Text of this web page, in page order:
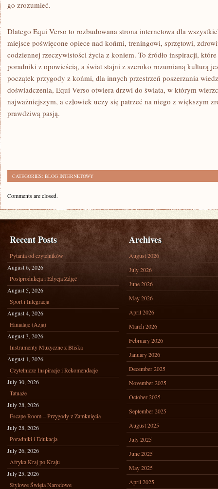
go zrozumieć.
Dlatego Equi Verso to rozbudowana strona internetowa dla
miejsce poświęcone opiece nad końmi, treningowi, sprzętowi,
codziennej rzeczywistości życia z koniem. To źródło inspiracji,
poradniki z opowieścią, a świat stajni z szeroko rozumianą kulturą
początek przygody z końmi, dla innych przestrzeń poszerzania
doświadczenia, Equi Verso otwiera drzwi do świata, w którym
najważniejszym, a człowiek uczy się patrzeć na niego z większym
prawdziwą pasją.
CATEGORIES: BLOG INTERNETOWY
Comments are closed.
Recent Posts
Pytania od czytelników
August 6, 2026
Postprodukcja i Edycja Zdjęć
August 5, 2026
Sport i Integracja
August 4, 2026
Himalaje (Azja)
August 3, 2026
Instrumenty Muzyczne z Bliska
August 1, 2026
Czytelnicze Inspiracje i Rekomendacje
July 30, 2026
Tatuaże
July 28, 2026
Escape Room – Przygody z Zamknięcia
July 28, 2026
Poradniki i Edukacja
July 26, 2026
Afryka Kraj po Kraju
July 25, 2026
Stylowe Święta Narodowe
Archives
August 2026
July 2026
June 2026
May 2026
April 2026
March 2026
February 2026
January 2026
December 2025
November 2025
October 2025
September 2025
August 2025
July 2025
June 2025
May 2025
April 2025